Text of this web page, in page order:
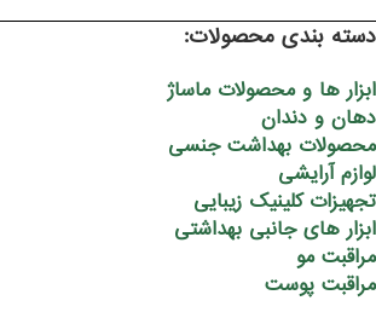
دسته بندی محصولات:
ابزار ها و محصولات ماساژ
دهان و دندان
محصولات بهداشت جنسی
لوازم آرایشی
تجهیزات کلینیک زیبایی
ابزار های جانبی بهداشتی
مراقبت مو
مراقبت پوست